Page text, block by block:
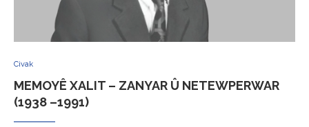
Civak
MEMOYÊ XALIT – ZANYAR Û NETEWPERWAR
(1938 –1991)